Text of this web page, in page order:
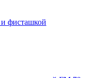
фисташкой